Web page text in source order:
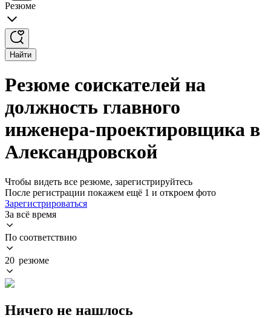
Резюме
Найти
Резюме соискателей на
должность главного
инженера-проектировщика в
Александровской
Чтобы видеть все резюме, зарегистрируйтесь
После регистрации покажем ещё 1 и откроем фото
Зарегистрироваться
За всё время
По соответствию
20 резюме
Ничего не нашлось